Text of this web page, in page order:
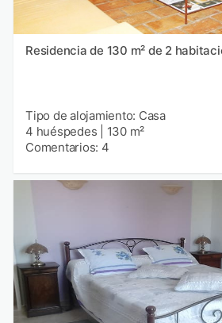
Residencia de 130 m² de 2
Tipo de alojamiento: Casa
4 huéspedes
130 m²
Comentarios: 4